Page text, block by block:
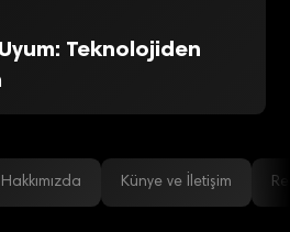
Teknolojiden
Hakkımızda Künye ve İletişim